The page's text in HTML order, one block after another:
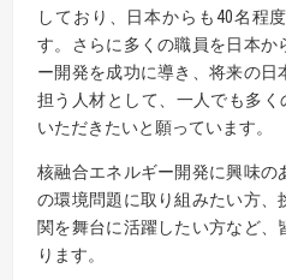
しており、日本からも40名程
す。さらに多くの職員を日本か
ー開発を成功に導き、将来の日
担う人材として、一人でも多く
いただきたいと願っています。
核融合エネルギー開発に興味の
の環境問題に取り組みたい方、
関を舞台に活躍したい方など、
ります。